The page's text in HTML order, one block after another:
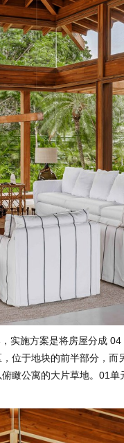
实施方案是将房屋分成
位于地块的前半部分，而
瞰公寓的大片草地。01单